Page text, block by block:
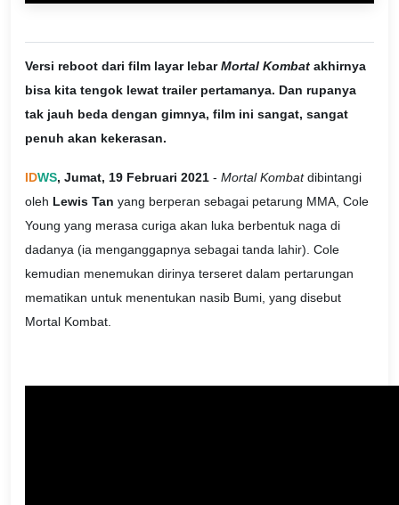
Versi reboot dari film layar lebarMortal Kombat akhirnya
bisa kita tengok lewat trailer pertamanya. Dan rupanya
tak jauh beda dengan gimnya, film ini sangat, sangat
penuh akan kekerasan.
IDWS, Jumat, 19 Februari 2021 - Mortal Kombatdibintangi
oleh Lewis Tan yang berperan sebagai petarung MMA, Cole
Young yang merasa curiga akan luka berbentuk naga di
dadanya (ia menganggapnya sebagai tanda lahir). Cole
kemudian menemukan dirinya terseret dalam pertarungan
mematikan untuk menentukan nasib Bumi, yang disebut
Mortal Kombat.